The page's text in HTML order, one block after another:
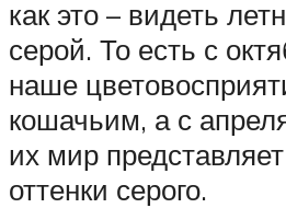
как это – видеть
серой. То есть с
наше
кошачьим, а с
их мир
оттенки серого.